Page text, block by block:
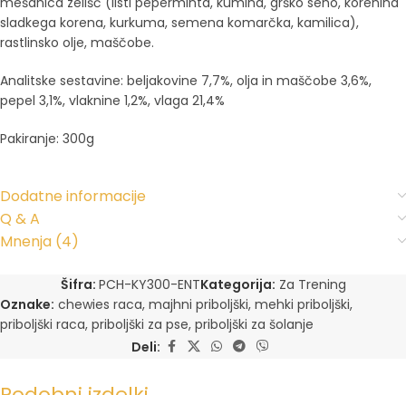
sladkega korena, kurkuma, semena komarčka, kamilica),
rastlinsko olje, maščobe.
Analitske sestavine: beljakovine 7,7%, olja in maščobe 3,6%,
pepel 3,1%, vlaknine 1,2%, vlaga 21,4%
Pakiranje: 300g
Dodatne informacije
Q & A
Mnenja (4)
Šifra: PCH-KY300-ENTKategorija: Za Trening
Oznake: chewies raca, majhni priboljški, mehki priboljški,
priboljški raca, priboljški za pse, priboljški za šolanje
Deli: